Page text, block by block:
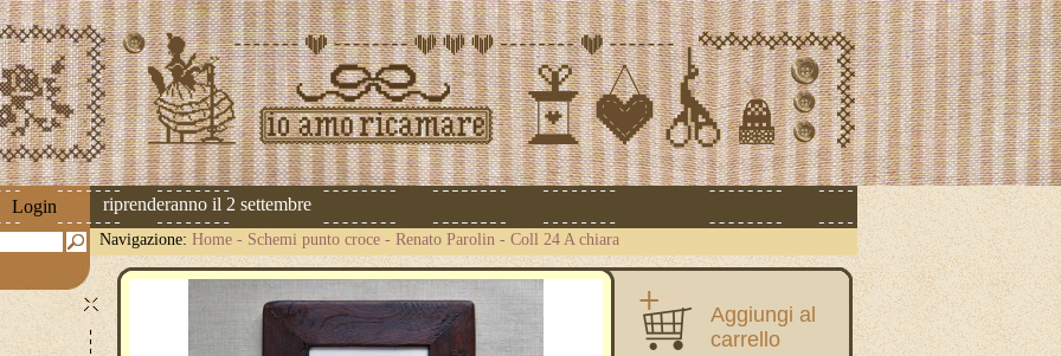
Login riprenderanno il 2 settembre
Navigazione: Home - Schemi punto croce - Renato Parolin - Coll 24 A chiara
Aggiungi al
carrello